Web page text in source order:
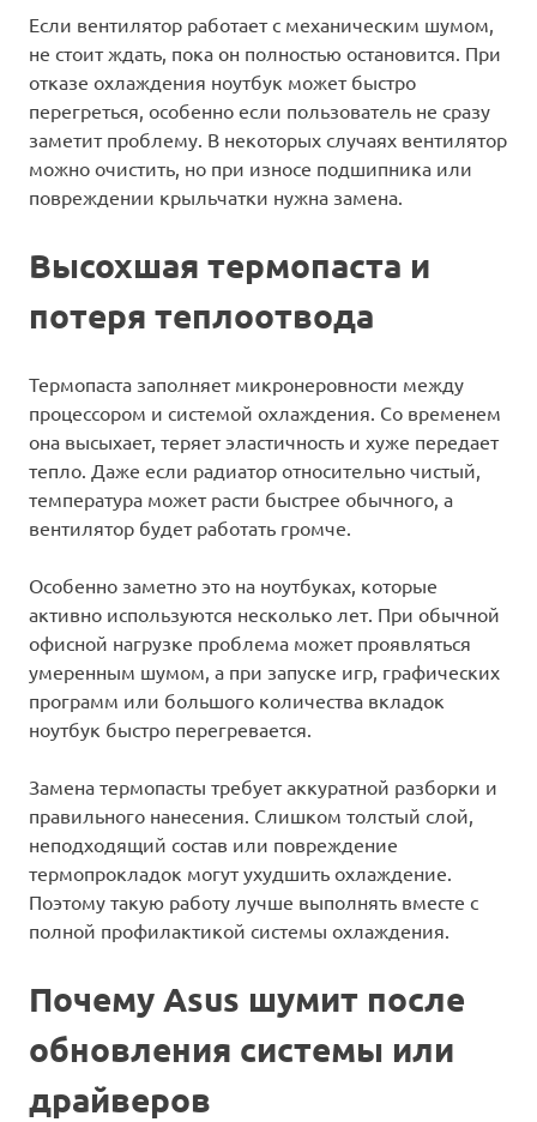
Если вентилятор работает с механическим шумом,
не стоит ждать, пока он полностью остановится. При
отказе охлаждения ноутбук может быстро
перегреться, особенно если пользователь не сразу
заметит проблему. В некоторых случаях вентилятор
можно очистить, но при износе подшипника или
повреждении крыльчатки нужна замена.
Высохшая термопаста и
потеря теплоотвода
Термопаста заполняет микронеровности между
процессором и системой охлаждения. Со временем
она высыхает, теряет эластичность и хуже передает
тепло. Даже если радиатор относительно чистый,
температура может расти быстрее обычного, а
вентилятор будет работать громче.
Особенно заметно это на ноутбуках, которые
активно используются несколько лет. При обычной
офисной нагрузке проблема может проявляться
умеренным шумом, а при запуске игр, графических
программ или большого количества вкладок
ноутбук быстро перегревается.
Замена термопасты требует аккуратной разборки и
правильного нанесения. Слишком толстый слой,
неподходящий состав или повреждение
термопрокладок могут ухудшить охлаждение.
Поэтому такую работу лучше выполнять вместе с
полной профилактикой системы охлаждения.
Почему Asus шумит после
обновления системы или
драйверов